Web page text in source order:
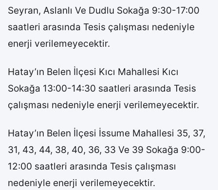
Seyran, Aslanlı Ve Dudlu Sokağa 9:30-17:00
saatleri arasında Tesis çalışması nedeniyle
enerji verilemeyecektir.
Hatay’ın Belen İlçesi Kıcı Mahallesi Kıcı
Sokağa 13:00-14:30 saatleri arasında Tesis
çalışması nedeniyle enerji verilemeyecektir.
Hatay’ın Belen İlçesi İssume Mahallesi 35, 37,
31, 43, 44, 38, 40, 36, 33 Ve 39 Sokağa 9:00-
12:00 saatleri arasında Tesis çalışması
nedeniyle enerji verilemeyecektir.